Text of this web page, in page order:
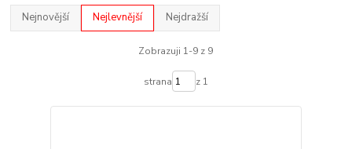
Nejnovější Nejlevnější Nejdražší
Zobrazuji 1-9 z 9
strana z 1